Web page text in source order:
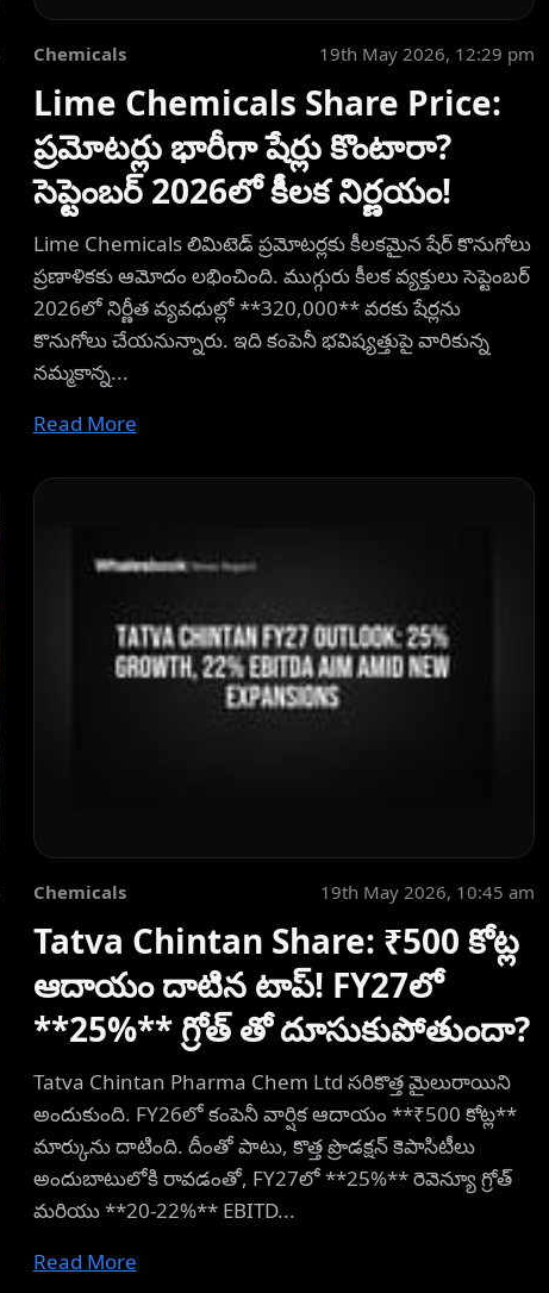
Chemicals 19th May 2026, 12:29 pm
Lime Chemicals Share Price:
ప్రమోటర్లు భారీగా షేర్లు కొంటారా?
సెప్టెంబర్ 2026లో కీలక నిర్ణయం!
Lime Chemicals లిమిటెడ్ ప్రమోటర్లకు కీలకమైన షేర్ కొనుగోలు
ప్రణాళికకు ఆమోదం లభించింది. ముగ్గురు కీలక వ్యక్తులు సెప్టెంబర్
2026లో నిర్ణీత వ్యవధుల్లో **320,000** వరకు షేర్లను
కొనుగోలు చేయనున్నారు. ఇది కంపెనీ భవిష్యత్తుపై వారికున్న
నమ్మకాన్న...
Read More
Chemicals 19th May 2026, 10:45 am
Tatva Chintan Share: ₹500 కోట్ల
ఆదాయం దాటిన టాప్! FY27లో
**25%** గ్రోత్ తో దూసుకుపోతుందా?
Tatva Chintan Pharma Chem Ltd సరికొత్త మైలురాయిని
అందుకుంది. FY26లో కంపెనీ వార్షిక ఆదాయం **₹500 కోట్ల**
మార్కును దాటింది. దీంతో పాటు, కొత్త ప్రొడక్షన్ కెపాసిటీలు
అందుబాటులోకి రావడంతో, FY27లో **25%** రెవెన్యూ గ్రోత్
మరియు **20-22%** EBITD...
Read More